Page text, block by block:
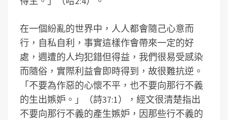
在一個紛亂的世界中，人人都會隨己心意而
行，自私自利，事實這樣作會帶來一定的好
處，週遭的人均犯錯但得益，我們很易受感染
而隨俗，實際利益會即時得到，故很難抗逆。
「不要為作惡的心懷不平，也不要向那行不義
的生出嫉妒。」（詩37:1），經文很清楚指出
不要向那行不義的產生嫉妒，因那些行不義的